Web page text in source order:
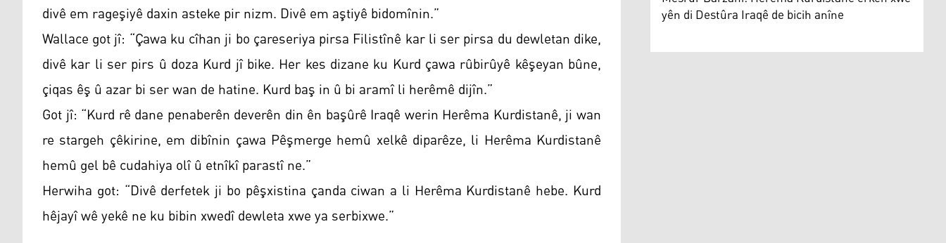
divê em rageşiyê daxin asteke pir nizm. Divê em aştiyê bidomînin.”
Wallace got jî: “Çawa ku cîhan ji bo çareseriya pirsa Filistînê kar li ser pirsa du dewletan dike,
divê kar li ser pirs û doza Kurd jî bike. Her kes dizane ku Kurd çawa rûbirûyê kêşeyan bûne,
çiqas êş û azar bi ser wan de hatine. Kurd baş in û bi aramî li herêmê dijîn.”
Got jî: “Kurd rê dane penaberên deverên din ên başûrê Iraqê werin Herêma Kurdistanê, ji wan
re stargeh çêkirine, em dibînin çawa Pêşmerge hemû xelkê diparêze, li Herêma Kurdistanê
hemû gel bê cudahiya olî û etnîkî parastî ne.”
Herwiha got: “Divê derfetek ji bo pêşxistina çanda ciwan a li Herêma Kurdistanê hebe. Kurd
hêjayî wê yekê ne ku bibin xwedî dewleta xwe ya serbixwe.”
yên di Destûra Iraqê de bicih anîne